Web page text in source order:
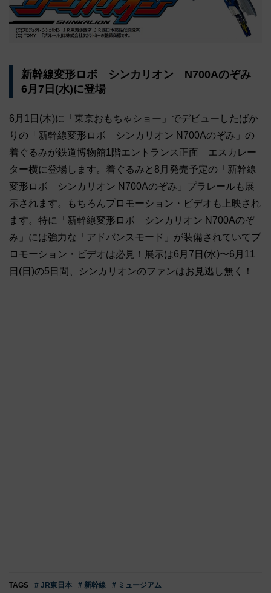
新幹線変形ロボ シンカリオン N700Aのぞみ
6月7日(水)に登場
6月1日(木)に「東京おもちゃショー」でデビューしたばか
りの「新幹線変形ロボ シンカリオン N700Aのぞみ」の
着ぐるみが鉄道博物館1階エントランス正面 エスカレー
ター横に登場します。着ぐるみと8月発売予定の「新幹線
変形ロボ シンカリオン N700Aのぞみ」プラレールも展
示されます。もちろんプロモーション・ビデオも上映され
ます。特に「新幹線変形ロボ シンカリオン N700Aのぞ
み」には強力な「アドバンスモード」が装備されていてプ
ロモーション・ビデオは必見！展示は6月7日(水)〜6月11
日(日)の5日間、シンカリオンのファンはお見逃し無く！
TAGS # JR東日本 # 新幹線 # ミュージアム